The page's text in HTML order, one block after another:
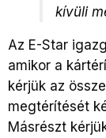
kívüli
Az E-Star
amikor a
kérjük az
megtérítését
Másrészt